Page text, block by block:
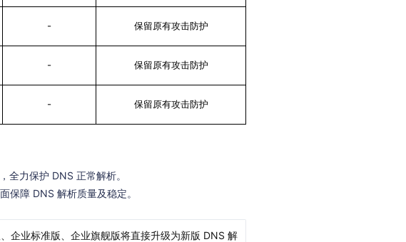
- 保留原有攻击防护
- 保留原有攻击防护
- 保留原有攻击防护
全力保护 DNS 正常解析。
保障 DNS 解析质量及稳定。
企业标准版、企业旗舰版将直接升级为新版 DNS 解